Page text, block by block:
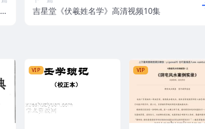
吉星堂《伏羲姓名学》高清视频10集
VIP VIP